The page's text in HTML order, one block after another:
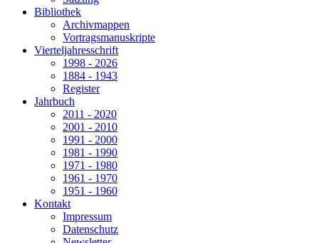
Bibliothek
Archivmappen
Vortragsmanuskripte
Vierteljahresschrift
1998 - 2026
1884 - 1943
Register
Jahrbuch
2011 - 2020
2001 - 2010
1991 - 2000
1981 - 1990
1971 - 1980
1961 - 1970
1951 - 1960
Kontakt
Impressum
Datenschutz